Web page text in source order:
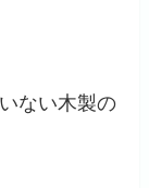
ない木製の